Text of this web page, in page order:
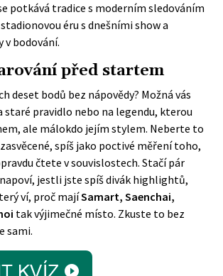
potkává tradice s moderním sledováním
éru s dnešními show a
v bodování.
před startem
deset bodů bez nápovědy? Možná vás
staré pravidlo nebo na legendu, kterou
ale málokdo jejím stylem. Neberte to
spíš jako poctivé měření toho,
čtete v souvislostech. Stačí pár
jestli jste spíš divák highlightů,
ví, proč majíSamart, Saenchai,
tak výjimečné místo. Zkuste to bez
sami.